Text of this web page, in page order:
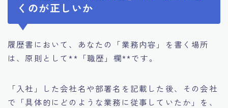
くのが正しいか
履歴書において、あなたの「業務内容」を書く場所
は、原則として**「職歴」欄**です。
「入社」した会社名や部署名を記載した後、その会社
で「具体的にどのような業務に従事していたか」を、